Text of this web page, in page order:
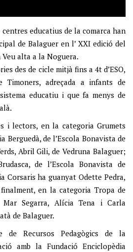
educatius de la comarca han
de Balaguer en l’ XXI edició del
alta a la Noguera.
des de cicle mitjà fins a 4t d’ESO,
Timoners, adreçada a infants de
educatiu i que fa menys de
i lectors, en la categoria Grumets
Berguedà, de l’Escola Bonavista de
Abril Gili, de Vedruna Balaguer;
de l’Escola Bonavista de
Corsaris ha guanyat Odette Pedra,
en la categoria Tropa de
Segarra, Alícia Tena i Carla
de Balaguer.
de Recursos Pedagògics de la
amb la Fundació Enciclopèdia